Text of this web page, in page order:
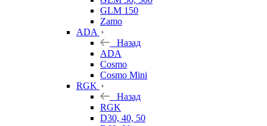
GLM 150
Zamo
ADA
Назад
ADA
Cosmo
Cosmo Mini
RGK
Назад
RGK
D30, 40, 50